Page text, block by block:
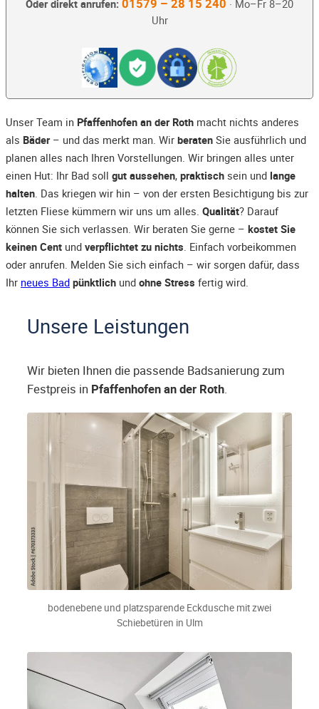
Oder direkt anrufen: 01579 – 28 15 240 · Mo–Fr 8–20
Uhr
Unser Team in Pfaffenhofen an der Roth macht nichts anderes
als Bäder– und das merkt man. Wir beraten Sie ausführlich und
planen alles nach Ihren Vorstellungen. Wir bringen alles unter
einen Hut: Ihr Bad soll gut aussehen, praktisch sein und lange
halten. Das kriegen wir hin – von der ersten Besichtigung bis zur
letzten Fliese kümmern wir uns um alles. Qualität? Darauf
können Sie sich verlassen. Wir beraten Sie gerne – kostet Sie
keinen Cent und verpflichtet zu nichts. Einfach vorbeikommen
oder anrufen. Melden Sie sich einfach – wir sorgen dafür, dass
Ihr neues Bad pünktlich und ohne Stress fertig wird.
Unsere Leistungen
Wir bieten Ihnen die passende Badsanierung zum
Festpreis in Pfaffenhofen an der Roth.
bodenebene und platzsparende Eckdusche mit zwei
Schiebetüren in Ulm